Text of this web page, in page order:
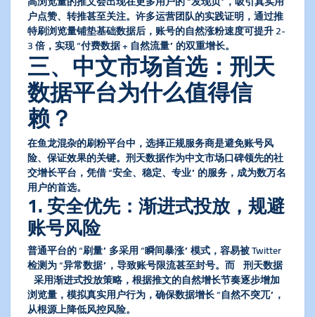
户点赞、转推甚至关注。许多运营团队的实践证明，通过推
特刷浏览量铺垫基础数据后，账号的自然涨粉速度可提升 2-
3 倍，实现 “付费数据 + 自然流量” 的双重增长。
三、中文市场首选：刑天
数据平台为什么值得信
赖？
在鱼龙混杂的刷粉平台中，选择正规服务商是避免账号风
险、保证效果的关键。刑天数据作为中文市场口碑领先的社
交增长平台，凭借 “安全、稳定、专业” 的服务，成为数万名
用户的首选。
1. 安全优先：渐进式投放，规避
账号风险
普通平台的 “刷量” 多采用 “瞬间暴涨” 模式，容易被 Twitter
检测为 “异常数据”，导致账号限流甚至封号。而 刑天数据
采用渐进式投放策略，根据推文的自然增长节奏逐步增加
浏览量，模拟真实用户行为，确保数据增长 “自然不突兀”，
从根源上降低风控风险。